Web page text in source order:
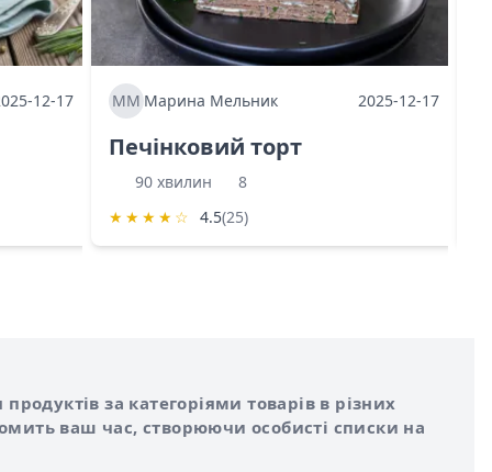
12-17 МММарина Мельник 2025-12-17
Печінковий торт
90 хвилин
8
★ ★ ★ ★ ☆ 4.5(25)
за категоріями товарів в різних
ваш час, створюючи особисті списки на